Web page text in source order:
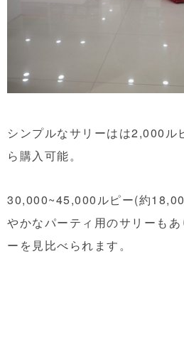
シンプルなサリーはは2,000
ら購入可能。
30,000~45,000ルピー(約
やかなパーティ用のサリーも
ーを見比べられます。